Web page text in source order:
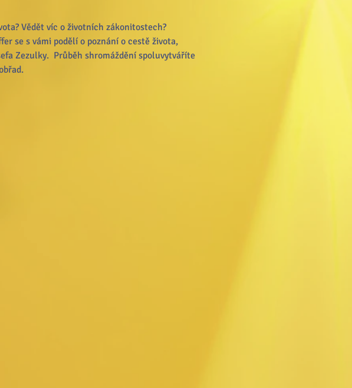
Vědět víc o životních zákonitostech?
se s vámi podělí o poznání o cestě života,
Zezulky.  Průběh shromáždění spoluvytváříte